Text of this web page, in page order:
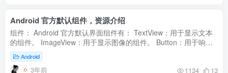
Android 官方默认组件，资源介绍
组件： Android 官方默认界面组件有： TextView：用于显示文本
的组件。 ImageView：用于显示图像的组件。 Button：用于响应
ListView...
Android
3年前 1134 13